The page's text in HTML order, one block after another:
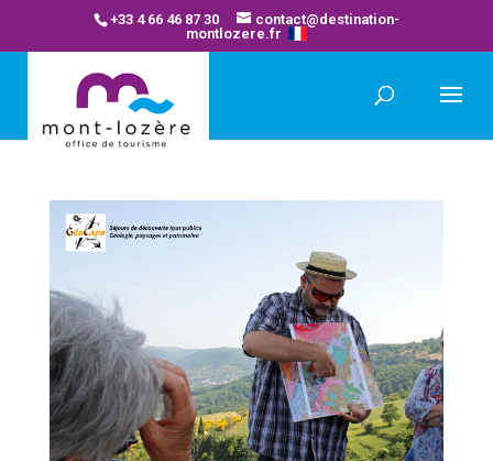
+33 4 66 46 87 30
contact@destination-
montlozere.fr